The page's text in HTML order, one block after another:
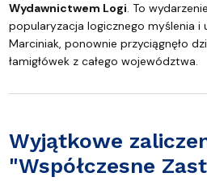
Wydawnictwem Logi. To
popularyzacja logicznego myślenia i
Marciniak, ponownie przyciągnęło
łamigłówek z całego województwa.
Wyjątkowe
"Współczesne